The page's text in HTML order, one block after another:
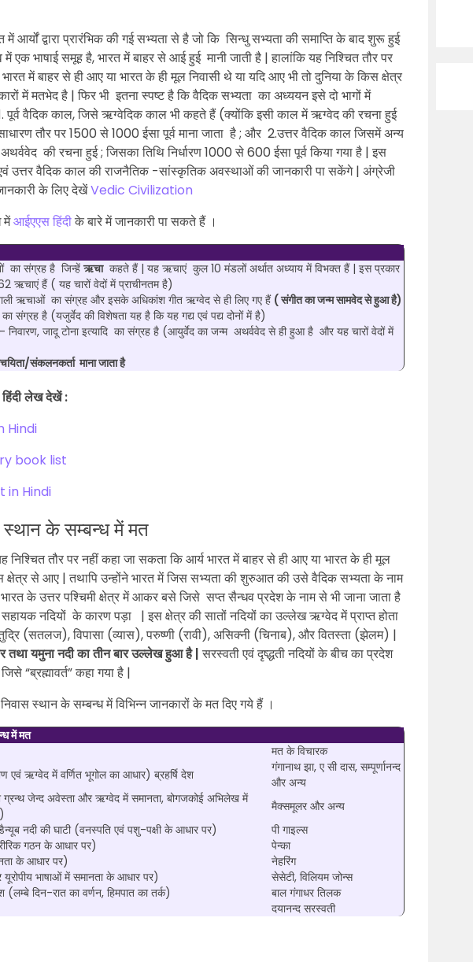
में आर्यों द्वारा प्रारंभिक की गई सभ्यता से है जो कि सिन्धु सभ्यता की समाप्ति के बाद शुरू हुई
में एक भाषाई समूह है, भारत में बाहर से आई हुई मानी जाती है | हालांकि यह निश्चित तौर पर
में बाहर से ही आए या भारत के ही मूल निवासी थे या यदि आए भी तो दुनिया के किस क्षेत्र
में मतभेद है | फिर भी इतना स्पष्ट है कि वैदिक सभ्यता का अध्ययन इसे दो भागों में
पूर्व वैदिक काल, जिसे ऋग्वेदिक काल भी कहते हैं (क्योंकि इसी काल में ऋग्वेद की रचना हुई
तौर पर 1500 से 1000 ईसा पूर्व माना जाता है ; और 2.उत्तर वैदिक काल जिसमें अन्य
की रचना हुई ; जिसका तिथि निर्धारण 1000 से 600 ईसा पूर्व किया गया है | इस
उत्तर वैदिक काल की राजनैतिक -सांस्कृतिक अवस्थाओं की जानकारी पा सकेंगे | अंग्रेजी
के लिए देखेंVedic Civilization
मेंआईएएस हिंदीके बारे में जानकारी पा सकते हैं ।
का संग्रह है जिन्हेंऋचाकहते हैं | यह ऋचाएं कुल 10 मंडलों अर्थात अध्याय में विभक्त हैं | इस प्रकार
ऋचाएं हैं ( यह चारों वेदों में प्राचीनतम है)
ऋचाओं का संग्रह और इसके अधिकांश गीत ऋग्वेद से ही लिए गए हैं ( संगीत का जन्म सामवेद से हुआ है)
संग्रह है (यजुर्वेद की विशेषता यह है कि यह गद्य एवं पद्य दोनों में है)
जादू टोना इत्यादि का संग्रह है (आयुर्वेद का जन्म अथर्ववेद से ही हुआ है और यह चारों वेदों में
संकलनकर्ता माना जाता है
हिंदी लेख देखें :
Hindi
book list
in Hindi
स्थान के सम्बन्ध में मत
निश्चित तौर पर नहीं कहा जा सकता कि आर्य भारत में बाहर से ही आए या भारत के ही मूल
क्षेत्र से आए | तथापि उन्होंने भारत में जिस सभ्यता की शुरुआत की उसे वैदिक सभ्यता के नाम
के उत्तर पश्चिमी क्षेत्र में आकर बसे जिसे सप्त सैन्धव प्रदेश के नाम से भी जाना जाता है
नदियों के कारण पड़ा | इस क्षेत्र की सातों नदियों का उल्लेख ऋग्वेद में प्राप्त होता
(सतलज), विपासा (व्यास), परुष्णी (रावी), असिक्नी (चिनाब), और वितस्ता (झेलम) |
तथा यमुना नदी का तीन बार उल्लेख हुआ है |सरस्वती एवं दृष्द्धती नदियों के बीच का प्रदेश
“ब्रह्मावर्त” कहा गया है |
स्थान के सम्बन्ध में विभिन्न जानकारों के मत दिए गये हैं ।
में मत
मत के विचारक
एवं ऋग्वेद में वर्णित भूगोल का आधार) ब्रहर्षि देश
गंगानाथ झा, ए सी दास, सम्पूर्णानन्द
और अन्य
ग्रन्थ जेन्द अवेस्ता और ऋग्वेद में समानता, बोगजकोई अभिलेख में
मैक्समूलर और अन्य
डैन्यूब नदी की घाटी (वनस्पति एवं पशु-पक्षी के आधार पर)
पी गाइल्स
गठन के आधार पर)
पेन्का
के आधार पर)
नेहरिंग
भाषाओं में समानता के आधार पर)
सेसेटी, विलियम जोन्स
दिन-रात का वर्णन, हिमपात का तर्क)
बाल गंगाधर तिलक
दयानन्द सरस्वती